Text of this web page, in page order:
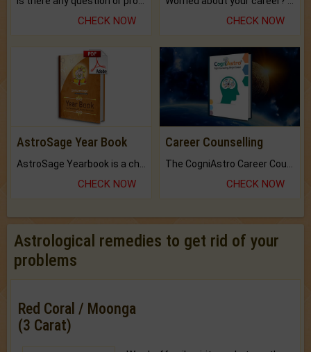
CHECK NOW CHECK NOW
AstroSage Year Book
CHECK NOW
Career Counselling
CHECK NOW
Astrological remedies to get rid of your
problems
Red Coral / Moonga
(3 Carat)